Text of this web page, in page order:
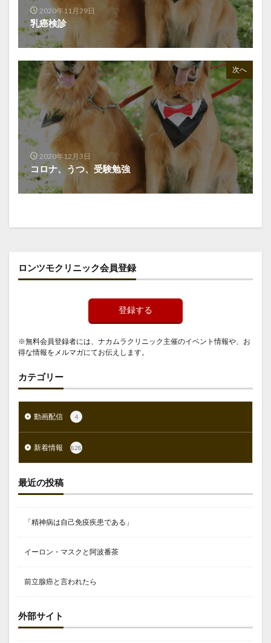
2020年11月29日
乳癌検診
次へ
2020年12月3日
コロナ、うつ、受験勉強
ロンツモクリニック会員登録
登録する
※無料会員登録者には、ナカムラクリニック主催のイベント情報や、お
得な情報をメルマガにてお伝えします。
カテゴリー
動画配信 4
新着情報 828
最近の投稿
「精神病は自己免疫疾患である」
イーロン・マスクと阿波番茶
前立腺癌と言われたら
外部サイト